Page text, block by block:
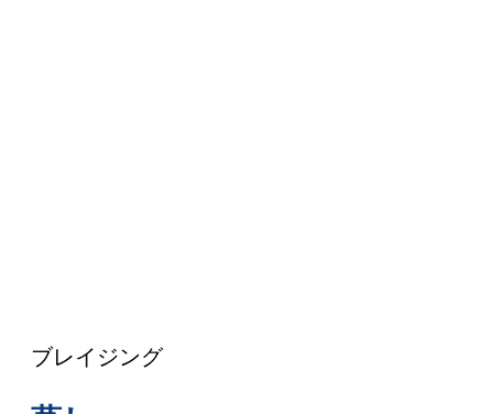
ブレイジング